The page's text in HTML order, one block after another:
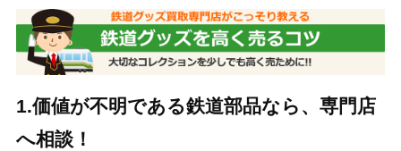
1.価値が不明である鉄道部品なら、専門店
へ相談！